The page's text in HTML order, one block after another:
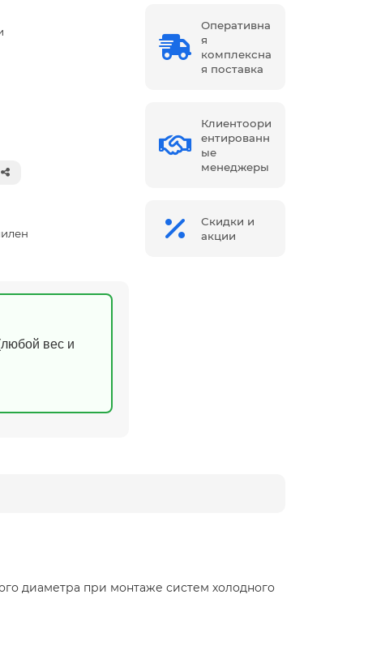
вес и
Оперативна
я
комплексна
я поставка
Клиентоори
ентированн
ые
менеджеры
Скидки и
акции
диаметра при монтаже систем холодного